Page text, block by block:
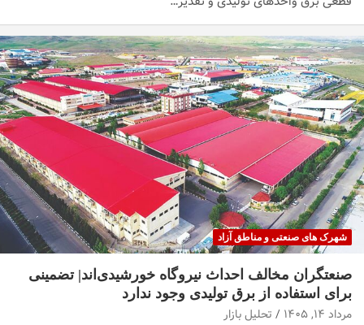
شهرک های صنعتی و مناطق آزاد
صنعتگران مخالف احداث نیروگاه خورشیدی‌اند| تضمینی
برای استفاده از برق تولیدی وجود ندارد
مرداد ۱۴, ۱۴۰۵ تحلیل بازار